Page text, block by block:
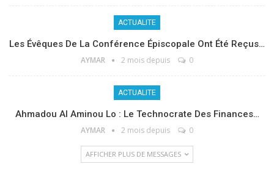
ACTUALITE
Les Évêques De La Conférence Épiscopale Ont Été Reçus…
AYMAR 2 mois depuis 0
ACTUALITE
Ahmadou Al Aminou Lo : Le Technocrate Des Finances…
AYMAR 2 mois depuis 0
AFFICHER PLUS DE MESSAGES